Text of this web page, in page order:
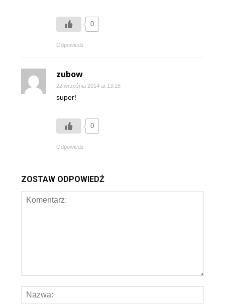
0
Odpowiedz
zubow
22 września 2014 at 13:18
super!
0
Odpowiedz
ZOSTAW ODPOWIEDŹ